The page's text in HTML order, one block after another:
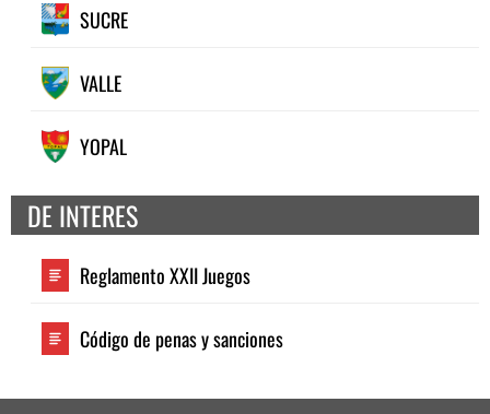
SUCRE
VALLE
YOPAL
DE INTERES
Reglamento XXII Juegos
Código de penas y sanciones